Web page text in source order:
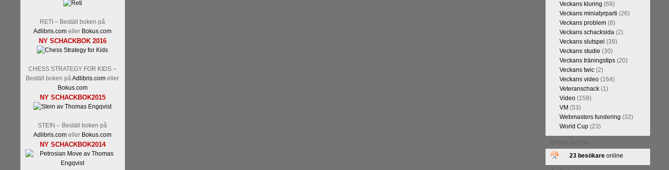
RETI – Beställ boken på
Adlibris.com eller Bokus.com
NY SCHACKBOK 2016
CHESS STRATEGY FOR KIDS –
Beställ boken påAdlibris.com eller
Bokus.com
NY SCHACKBOK2015
STEIN – Beställ boken på
Adlibris.com eller Bokus.com
NY SCHACKBOK2014
Veckans kluring (69)
Veckans miniatyrparti (26)
Veckans problem(8)
Veckans schacksida(2)
Veckans slutspel (39)
Veckans studie (30)
Veckans träningstips(20)
Veckans twic(2)
Veckans video(164)
Veteranschack(1)
Video(158)
VM (53)
Webmasters fundering (32)
World Cup(23)
23 besökareonline